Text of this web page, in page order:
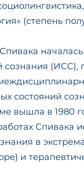
(степень
(ИСС),
состояний
вышла в 1980
Спивака
в
и